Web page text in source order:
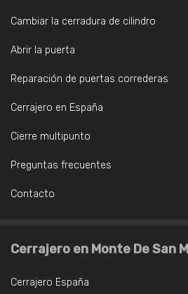
Cambiar la cerradura de cilindro
Abrir la puerta
Reparación de puertas correderas
Cerrajero en España
Cierre multipunto
Preguntas frecuentes
Contacto
Cerrajero en Monte De San
Cerrajero España